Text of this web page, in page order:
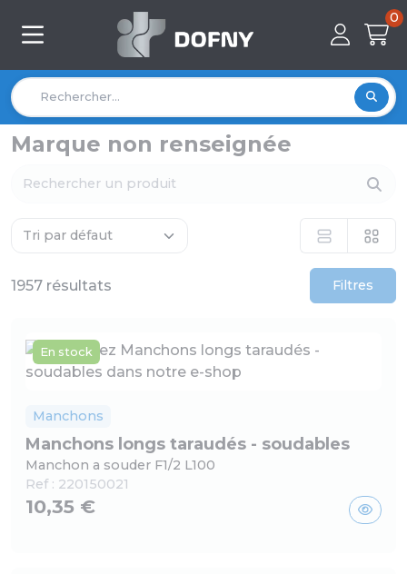
0
Marque non renseignée
1957 résultats Filtres
En stock
Manchons
Manchons longs taraudés - soudables
Manchon a souder F1/2 L100
Ref : 220150021
10,35 €